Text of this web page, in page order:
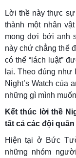
Lời thề này thực
thành một nhân
mong đợi bởi anh
này chứ chẳng thể
có thể “lách luật”
lại. Theo đúng như
Night’s Watch của
những gì mình
Kết thúc lời thề
tất cả các đội
Hiện tại ở Bức
những nhóm